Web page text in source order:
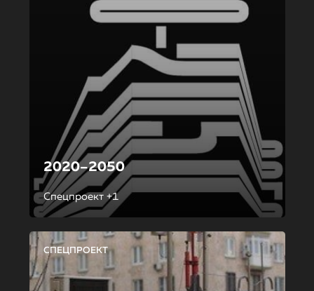
2020–2050
Спецпроект +1
СПЕЦПРОЕКТ